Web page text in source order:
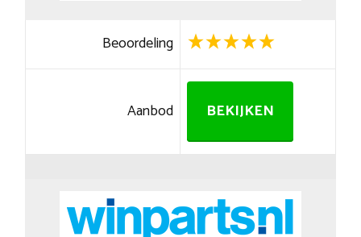
Beoordeling
Aanbod BEKIJKEN